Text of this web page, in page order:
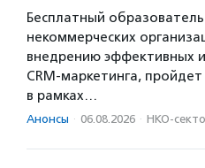
Бесплатный
некоммерческих
внедрению эффективных
CRM-маркетинга, пройдет
в рамках…
Анонсы · 06.08.2026 · НКО-